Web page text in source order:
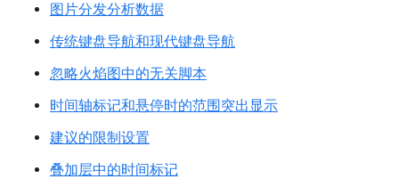
图片分发分析数据
传统键盘导航和现代键盘导航
忽略火焰图中的无关脚本
时间轴标记和悬停时的范围突出显示
建议的限制设置
叠加层中的时间标记